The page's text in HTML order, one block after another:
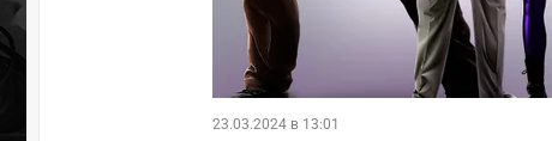
23.03.2024 в 13:01